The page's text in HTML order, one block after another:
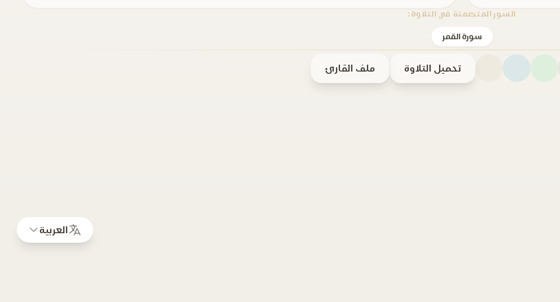
السور المتضمنة في التلاوة:
سورة القمر
تحميل التلاوة ملف القارئ
العربية